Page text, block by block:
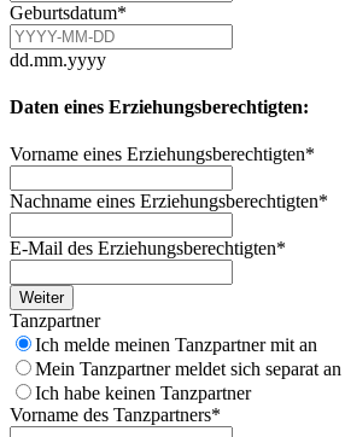
Geburtsdatum*
dd.mm.yyyy
Daten eines Erziehungsberechtigten:
Vorname eines Erziehungsberechtigten*
Nachname eines Erziehungsberechtigten*
E-Mail des Erziehungsberechtigten*
Weiter
Tanzpartner
Ich melde meinen Tanzpartner mit an
Mein Tanzpartner meldet sich separat an
Ich habe keinen Tanzpartner
Vorname des Tanzpartners*